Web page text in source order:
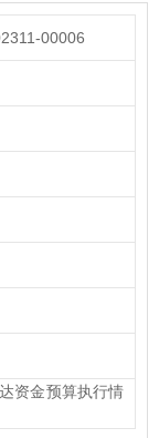
00006
资金预算执行情